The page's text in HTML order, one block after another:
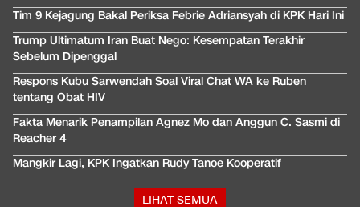
Tim 9 Kejagung Bakal Periksa Febrie Adriansyah di KPK Hari Ini
Trump Ultimatum Iran Buat Nego: Kesempatan Terakhir
Sebelum Dipenggal
Respons Kubu Sarwendah Soal Viral Chat WA ke Ruben
tentang Obat HIV
Fakta Menarik Penampilan Agnez Mo dan Anggun C. Sasmi di
Reacher 4
Mangkir Lagi, KPK Ingatkan Rudy Tanoe Kooperatif
LIHAT SEMUA